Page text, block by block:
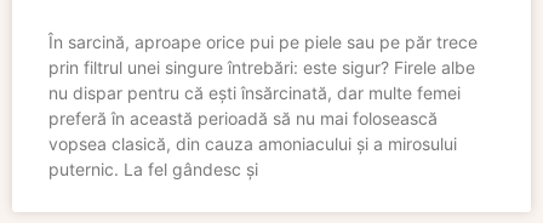
În sarcină, aproape orice pui pe piele sau pe păr trece
prin filtrul unei singure întrebări: este sigur? Firele albe
nu dispar pentru că ești însărcinată, dar multe femei
preferă în această perioadă să nu mai folosească
vopsea clasică, din cauza amoniacului și a mirosului
puternic. La fel gândesc și